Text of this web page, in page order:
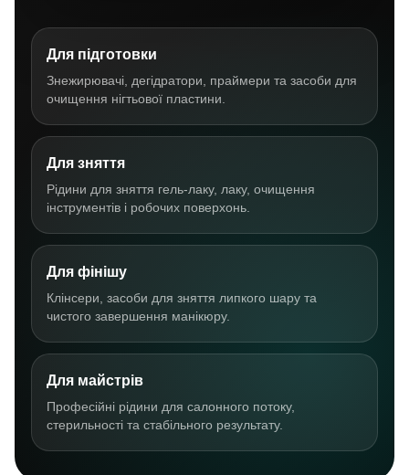
Для підготовки
Знежирювачі, дегідратори, праймери та засоби для
очищення нігтьової пластини.
Для зняття
Рідини для зняття гель-лаку, лаку, очищення
інструментів і робочих поверхонь.
Для фінішу
Клінсери, засоби для зняття липкого шару та
чистого завершення манікюру.
Для майстрів
Професійні рідини для салонного потоку,
стерильності та стабільного результату.